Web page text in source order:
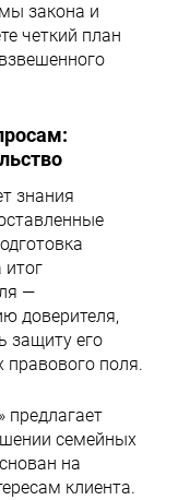
закона и
четкий план
знания
—
доверителя,
защиту его
правового поля.
предлагает
семейных
на
клиента.